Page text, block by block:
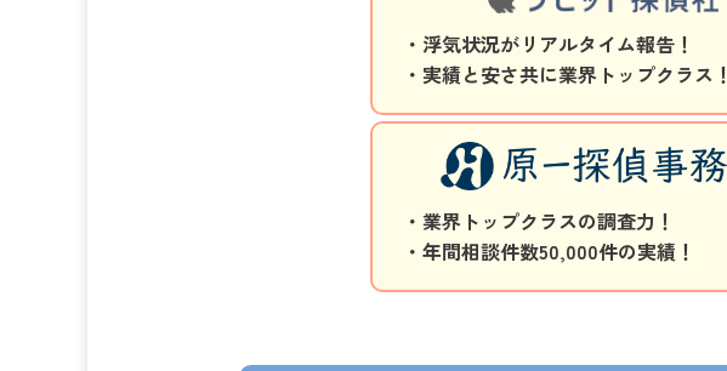
・浮気状況がリアルタイム報告！
・実績と安さ共に業界トップクラス！
・業界トップクラスの調査力！
・年間相談件数50,000件の実績！